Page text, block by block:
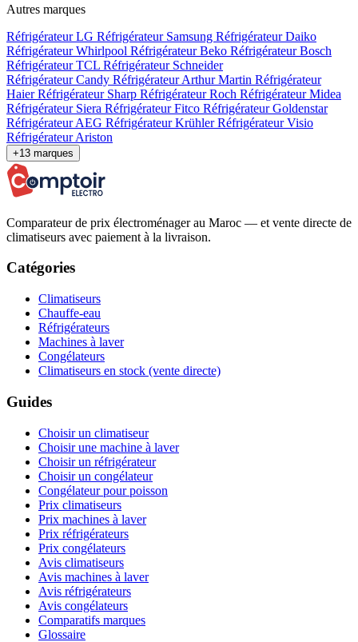
Autres marques
Réfrigérateur LG Réfrigérateur Samsung Réfrigérateur Daiko
Réfrigérateur Whirlpool Réfrigérateur Beko Réfrigérateur Bosch
Réfrigérateur TCL Réfrigérateur Schneider
Réfrigérateur Candy Réfrigérateur Arthur Martin Réfrigérateur
HaierRéfrigérateur Sharp Réfrigérateur Roch Réfrigérateur Midea
Réfrigérateur Siera Réfrigérateur Fitco Réfrigérateur Goldenstar
Réfrigérateur AEG Réfrigérateur KrühlerRéfrigérateur Visio
Réfrigérateur Ariston
+13 marques
Comparateur de prix électroménager au Maroc — et vente directe de
climatiseurs avec paiement à la livraison.
Catégories
Climatiseurs
Chauffe-eau
Réfrigérateurs
Machines à laver
Congélateurs
Climatiseurs en stock (vente directe)
Guides
Choisir un climatiseur
Choisir une machine à laver
Choisir un réfrigérateur
Choisir un congélateur
Congélateur pour poisson
Prix climatiseurs
Prix machines à laver
Prix réfrigérateurs
Prix congélateurs
Avis climatiseurs
Avis machines à laver
Avis réfrigérateurs
Avis congélateurs
Comparatifs marques
Glossaire